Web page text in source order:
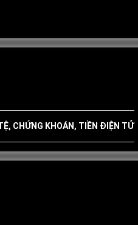
CHỨNG KHOÁN, TIỀN ĐIỆN TỬ